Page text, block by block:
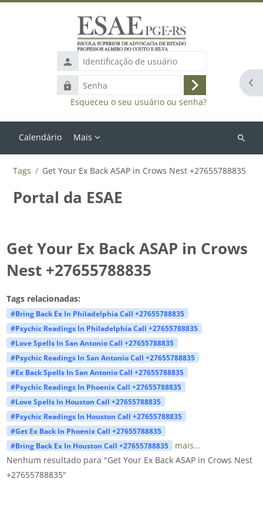
Identificação
de
usuário
Senha
Acessar
Esqueceu o seu usuário ou senha?
Calendário Mais
Buscar
Tags Get Your Ex Back ASAP in Crows Nest +27655788835
Portal da ESAE
Get Your Ex Back ASAP in Crows
Nest +27655788835
Tags relacionadas:
#Bring Back Ex In Philadelphia Call +27655788835
#Psychic Readings In Philadelphia Call +27655788835
#Love Spells In San Antonio Call +27655788835
#Psychic Readings In San Antonio Call +27655788835
#Ex Back Spells In San Antonio Call +27655788835
#Psychic Readings In Phoenix Call +27655788835
#Love Spells In Houston Call +27655788835
#Psychic Readings In Houston Call +27655788835
#Get Ex Back In Phoenix Call +27655788835
#Bring Back Ex In Houston Call +27655788835
mais...
Nenhum resultado para "Get Your Ex Back ASAP in Crows Nest
+27655788835"